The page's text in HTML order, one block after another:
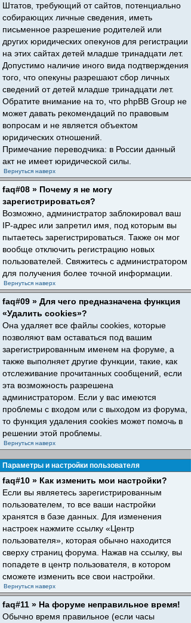
Штатов, требующий от сайтов, потенциально
собирающих личные сведения, иметь
письменное разрешение родителей или
других юридических опекунов для регистрации
на этих сайтах детей младше тринадцати лет.
Допустимо наличие иного вида подтверждения
того, что опекуны разрешают сбор личных
сведений от детей младше тринадцати лет.
Обратите внимание на то, что phpBB Group не
может давать рекомендаций по правовым
вопросам и не является объектом
юридических отношений.
Примечание переводчика: в России данный
акт не имеет юридической силы.
Вернуться наверх
faq#08 » Почему я не могу
зарегистрироваться?
Возможно, администратор заблокировал ваш
IP-адрес или запретил имя, под которым вы
пытаетесь зарегистрироваться. Также он мог
вообще отключить регистрацию новых
пользователей. Свяжитесь с администратором
для получения более точной информации.
Вернуться наверх
faq#09 » Для чего предназначена функция
«Удалить cookies»?
Она удаляет все файлы cookies, которые
позволяют вам оставаться под вашим
зарегистрированным именем на форуме, а
также выполняет другие функции, такие, как
отслеживание прочитанных сообщений, если
эта возможность разрешена
администратором. Если у вас имеются
проблемы с входом или с выходом из форума,
то функция удаления cookies может помочь в
решении этой проблемы.
Вернуться наверх
Параметры и настройки пользователя
faq#10 » Как изменить мои настройки?
Если вы являетесь зарегистрированным
пользователем, то все ваши настройки
хранятся в базе данных. Для изменения
настроек нажмите ссылку «Центр
пользователя», которая обычно находится
сверху страниц форума. Нажав на ссылку, вы
попадете в центр пользователя, в котором
сможете изменить все свои настройки.
Вернуться наверх
faq#11 » На форуме неправильное время!
Обычно время правильное (если часы